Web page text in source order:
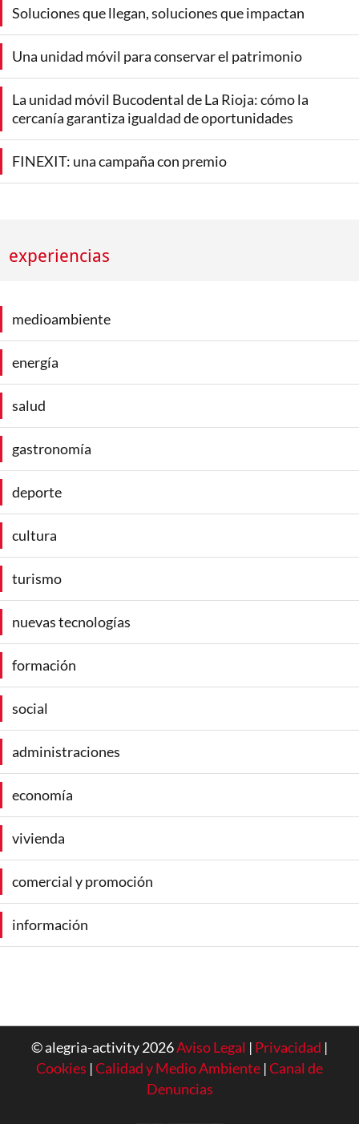
Soluciones que llegan, soluciones que impactan
Una unidad móvil para conservar el patrimonio
La unidad móvil Bucodental de La Rioja: cómo la
cercanía garantiza igualdad de oportunidades
FINEXIT: una campaña con premio
experiencias
medioambiente
energía
salud
gastronomía
deporte
cultura
turismo
nuevas tecnologías
formación
social
administraciones
economía
vivienda
comercial y promoción
información
© alegria-activity 2026Aviso Legal | Privacidad |
Cookies |Calidad y Medio Ambiente |Canal de
Denuncias